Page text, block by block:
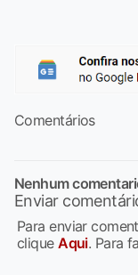
Comentários
Nenhum
Enviar
Para enviar
cliqueAqui. Para